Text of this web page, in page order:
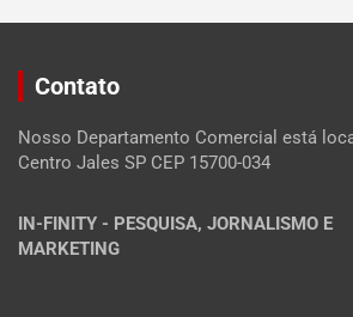
Contato
Nosso Departamento Comercial está
Centro Jales SP CEP 15700-034
IN-FINITY - PESQUISA, JORNALISMO E
MARKETING